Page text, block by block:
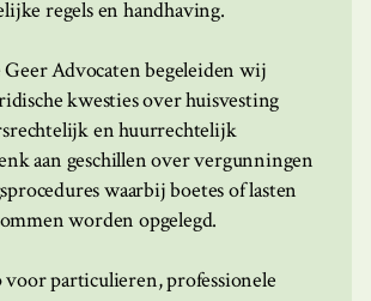
regels en handhaving.
Advocaten begeleiden wij
kwesties over huisvesting
en huurrechtelijk
aan geschillen over vergunningen
waarbij boetes of lasten
worden opgelegd.
particulieren, professionele